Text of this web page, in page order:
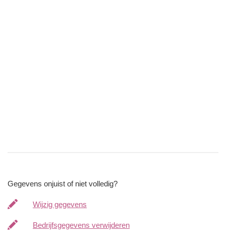
Gegevens onjuist of niet volledig?
Wijzig gegevens
Bedrijfsgegevens verwijderen